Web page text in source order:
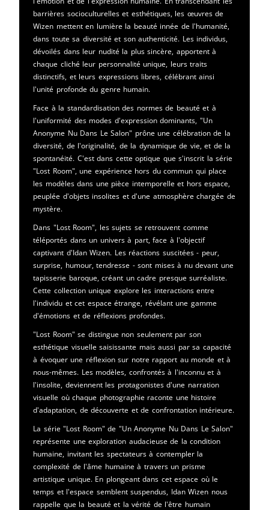
barrières socioculturelles et esthétiques, les œuvres de
Wizen mettent en lumière la beauté innée de l'humanité,
dans toute sa diversité et son authenticité. Les individus,
dévoilés dans leur nudité la plus sincère, apportent à
chaque cliché leur personnalité unique, leurs traits
distinctifs, et leurs expressions libres, célébrant ainsi
l'unité profonde du genre humain.
Face à la standardisation des normes de beauté et à
l'uniformité des modes d'expression dominants, "Un
Anonyme Nu Dans Le Salon" prône une célébration de la
diversité, de l'originalité, de la dynamique de vie, et de la
spontanéité. C'est dans cette optique que s'inscrit la série
"Lost Room", une expérience hors du commun qui place
les modèles dans une pièce intemporelle et hors espace,
peuplée d'objets insolites et d'une atmosphère chargée de
mystère.
Dans "Lost Room", les sujets se retrouvent comme
téléportés dans un univers à part, face à l'objectif
captivant d'Idan Wizen. Les réactions suscitées - peur,
surprise, humour, tendresse - sont mises à nu devant une
tapisserie baroque, créant un cadre presque surréaliste.
Cette collection unique explore les interactions entre
l'individu et cet espace étrange, révélant une gamme
d'émotions et de réflexions profondes.
"Lost Room" se distingue non seulement par son
esthétique visuelle saisissante mais aussi par sa capacité
à évoquer une réflexion sur notre rapport au monde et à
nous-mêmes. Les modèles, confrontés à l'inconnu et à
l'insolite, deviennent les protagonistes d'une narration
visuelle où chaque photographie raconte une histoire
d'adaptation, de découverte et de confrontation intérieure.
La série "Lost Room" de "Un Anonyme Nu Dans Le Salon"
représente une exploration audacieuse de la condition
humaine, invitant les spectateurs à contempler la
complexité de l'âme humaine à travers un prisme
artistique unique. En plongeant dans cet espace où le
temps et l'espace semblent suspendus, Idan Wizen nous
rappelle que la beauté et la vérité de l'être humain